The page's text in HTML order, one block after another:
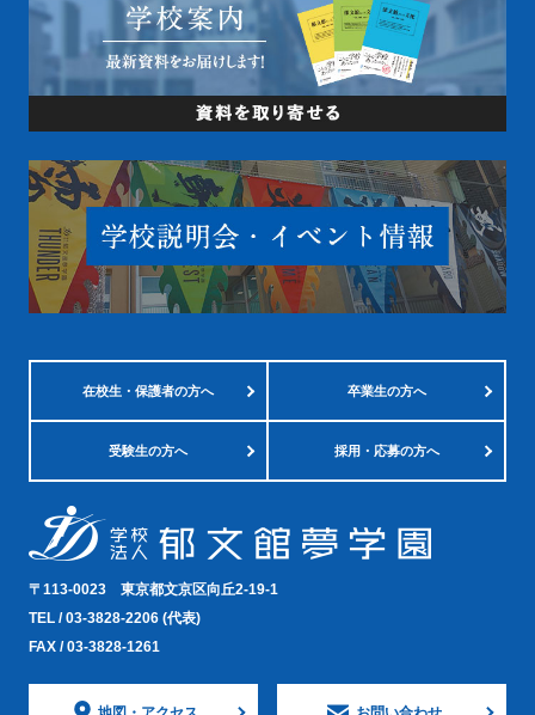
在校生・保護者の方へ 卒業生の方へ
受験生の方へ 採用・応募の方へ
〒113-0023 東京都文京区向丘2-19-1
TEL /03-3828-2206 (代表)
FAX / 03-3828-1261